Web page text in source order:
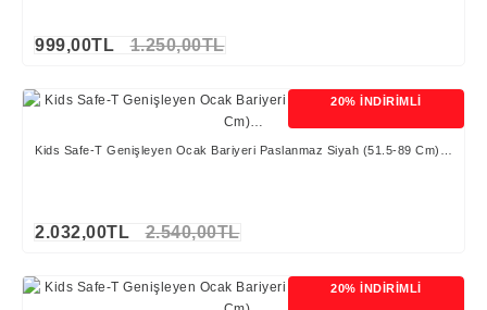
999,00TL 1.250,00TL
Kids Safe-T Genişleyen Ocak Bariyeri Paslanmaz Siyah (51.5-89 Cm)…
2.032,00TL 2.540,00TL
20% İNDİRİMLİ
20% İNDİRİMLİ